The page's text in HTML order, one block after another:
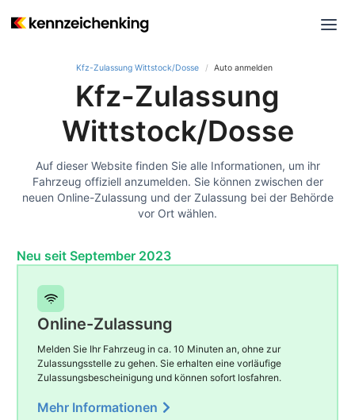
Kfz-Zulassung Wittstock/Dosse Auto anmelden
Kfz-Zulassung
Wittstock/Dosse
Auf dieser Website finden Sie alle Informationen, um ihr
Fahrzeug offiziell anzumelden. Sie können zwischen der
neuen Online-Zulassung und der Zulassung bei der Behörde
vor Ort wählen.
Neu seit September 2023
Online-Zulassung
Melden Sie Ihr Fahrzeug in ca. 10 Minuten an, ohne zur
Zulassungsstelle zu gehen. Sie erhalten eine vorläufige
Zulassungsbescheinigung und können sofort losfahren.
Mehr Informationen